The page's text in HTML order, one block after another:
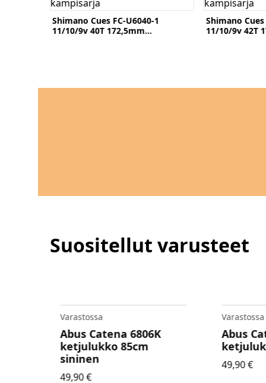
Shimano Cues FC-U8000-1
11/10/9v 42T 170mm kampisarja
Shimano Cues
11/10/9v
Suositellut varusteet
Varastossa
Abus Catena 6806K
ketjulukko 85cm vihreä
49,90€
Varastossa
Abus
230mm